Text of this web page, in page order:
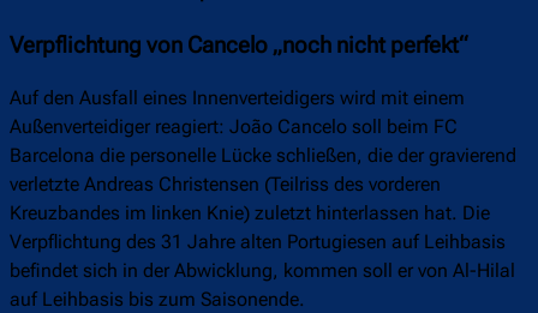
Verpflichtung von Cancelo „noch nicht perfekt“
Auf den Ausfall eines Innenverteidigers wird mit einem
Außenverteidiger reagiert: João Cancelo soll beim FC
Barcelona die personelle Lücke schließen, die der gravierend
verletzte Andreas Christensen (Teilriss des vorderen
Kreuzbandes im linken Knie) zuletzt hinterlassen hat. Die
Verpflichtung des 31 Jahre alten Portugiesen auf Leihbasis
befindet sich in der Abwicklung, kommen soll er von Al-Hilal
auf Leihbasis bis zum Saisonende.